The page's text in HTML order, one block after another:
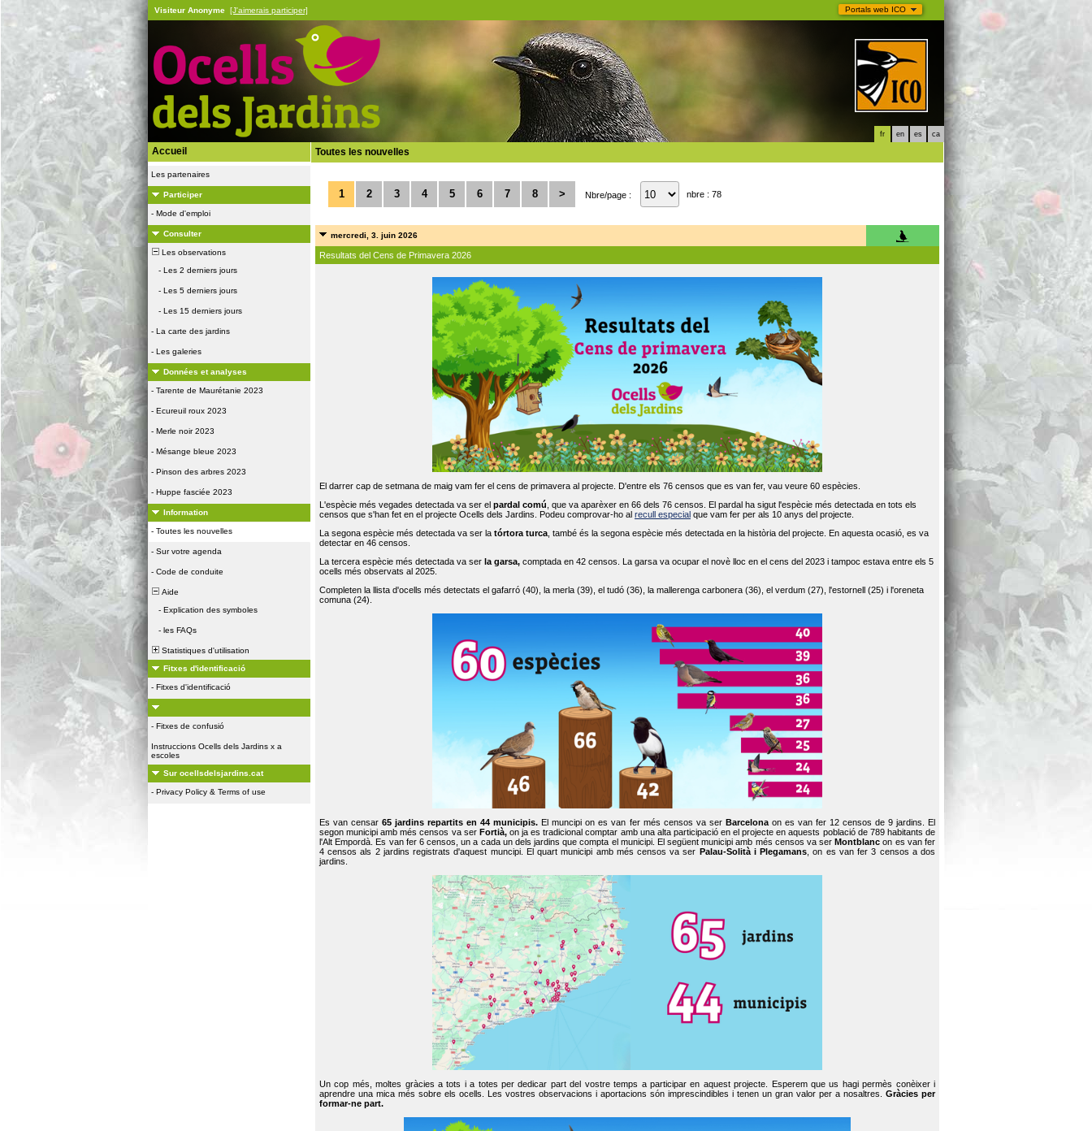
Portals web ICO
Visiteur Anonyme [J'aimerais participer]
fr en es ca
Accueil
Les partenaires
Participer
- Mode d'emploi
Consulter
Les observations
- Les 2 derniers jours
- Les 5 derniers jours
- Les 15 derniers jours
- La carte des jardins
- Les galeries
Données et analyses
- Tarente de Maurétanie 2023
- Ecureuil roux 2023
- Merle noir 2023
- Mésange bleue 2023
- Pinson des arbres 2023
- Huppe fasciée 2023
Information
- Toutes les nouvelles
- Sur votre agenda
- Code de conduite
Aide
- Explication des symboles
- les FAQs
Statistiques d'utilisation
Fitxes d'identificació
- Fitxes d'identificació
- Fitxes de confusió
Instruccions Ocells dels Jardins x a
escoles
Sur ocellsdelsjardins.cat
- Privacy Policy & Terms of use
Toutes les nouvelles
1 2 3 4 5 6 7 8 > Nbre/page : nbre : 78
mercredi, 3. juin 2026
Resultats del Cens de Primavera 2026
El darrer cap de setmana de maig vam fer el cens de primavera al projecte. D'entre els 76 censos que es van fer, vau veure 60 espècies.
L'espècie més vegades detectada va ser el pardal comú , que va aparèxer en 66 dels 76 censos. El pardal ha sigut l'espècie més detectada en tots els
censos que s'han fet en el projecte Ocells dels Jardins. Podeu comprovar-ho al recull especial que vam fer per als 10 anys del projecte.
La segona espècie més detectada va ser la tórtora turca , també és la segona espècie més detectada en la història del projecte. En aquesta ocasió, es va
detectar en 46 censos.
La tercera espècie més detectada va ser la garsa, comptada en 42 censos. La garsa va ocupar el novè lloc en el cens del 2023 i tampoc estava entre els 5
ocells més observats al 2025.
Completen la llista d'ocells més detectats el gafarró (40), la merla (39), el tudó (36), la mallerenga carbonera (36), el verdum (27), l'estornell (25) i l'oreneta
comuna (24).
Es van censar65 jardins repartits en 44 municipis. El muncipi on es van fer més censos va ser Barcelonaon es van fer 12 censos de 9 jardins. El
segon municipi amb més censos va ser Fortià, on ja es tradicional comptar amb una alta participació en el projecte en aquests població de 789 habitants de
l'Alt Empordà. Es van fer 6 censos, un a cada un dels jardins que compta el municipi. El següent municipi amb més censos va serMontblanc on es van fer
4 censos als 2 jardins registrats d'aquest muncipi. El quart municipi amb més censos va ser Palau-Solità i Plegamans , on es van fer 3 censos a dos
jardins.
Un cop més, moltes gràcies a tots i a totes per dedicar part del vostre temps a participar en aquest projecte. Esperem que us hagi permès conèixer i
aprendre una mica més sobre els ocells. Les vostres observacions i aportacions són imprescindibles i tenen un gran valor per a nosaltres. Gràcies per
formar-ne part.